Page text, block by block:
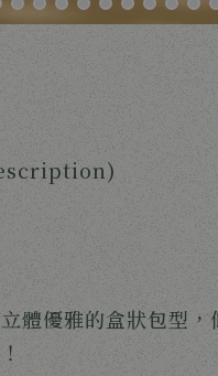
體優雅的盒狀包型，